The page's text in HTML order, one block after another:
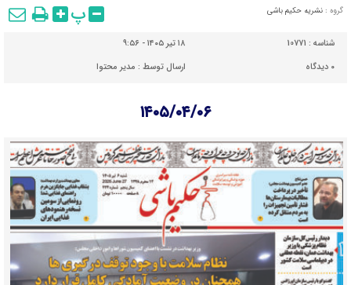
گروه : نشریه حکیم باشی پ
شناسه : 10771
۱۸ تیر ۱۴۰۵ - ۹:۵۶
۰ دیدگاه ارسال توسط : مدیر محتوا
۱۴۰۵/۰۴/۰۶